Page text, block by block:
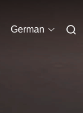
German